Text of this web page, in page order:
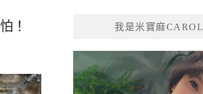
！ 我是米寶麻CAROL